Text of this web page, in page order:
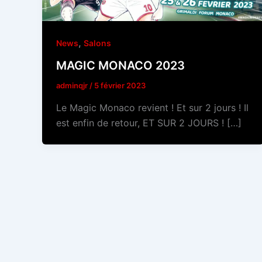
News, Salons
MAGIC MONACO 2023
adminqjr / 5 février 2023
Le Magic Monaco revient ! Et sur 2 jours ! Il
est enfin de retour, ET SUR 2 JOURS ! […]